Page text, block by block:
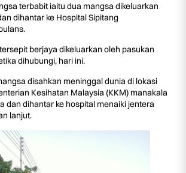
terbabit iaitu dua mangsa dikeluarkan
dihantar ke Hospital Sipitang
berjaya dikeluarkan oleh pasukan
dihubungi, hari ini.
disahkan meninggal dunia di lokasi
Kesihatan Malaysia (KKM) manakala
dan dihantar ke hospital menaiki jentera
lanjut.